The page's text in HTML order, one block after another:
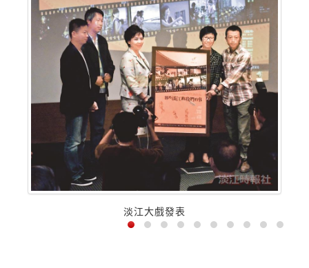
淡江大戲發表